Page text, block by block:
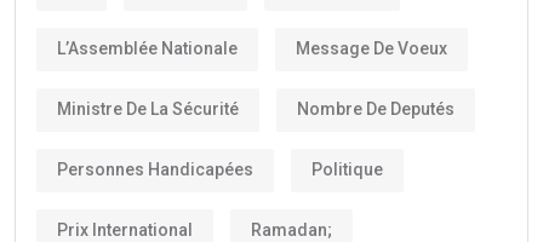
L’Assemblée Nationale Message De Voeux
Ministre De La Sécurité Nombre De Deputés
Personnes Handicapées Politique
Prix International Ramadan;